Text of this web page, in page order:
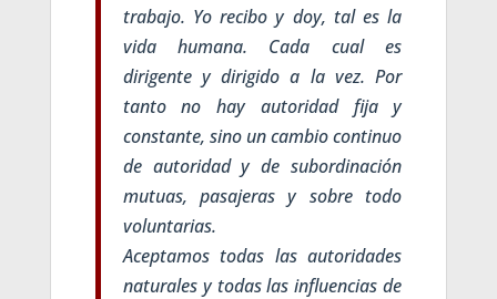
trabajo. Yo recibo y doy, tal es la
vida humana. Cada cual es
dirigente y dirigido a la vez. Por
tanto no hay autoridad fija y
constante, sino un cambio continuo
de autoridad y de subordinación
mutuas, pasajeras y sobre todo
voluntarias.
Aceptamos todas las autoridades
naturales y todas las influencias de